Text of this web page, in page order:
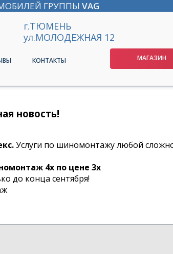
ГРУППЫ VAG
г.ТЮМЕНЬ
ул.МОЛОДЕЖНАЯ 12
КОНТАКТЫ МАГАЗИН
новость!
Услуги по шиномонтажу любой
4х по цене 3х
до конца сентября!